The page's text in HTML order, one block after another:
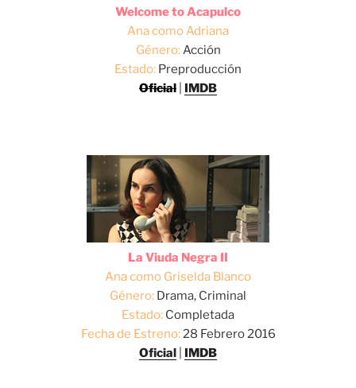
Welcome to Acapulco
Ana como Adriana
Género:Acción
Estado: Preproducción
Oficial
IMDB
La Viuda Negra II
Ana como Griselda Blanco
Género: Drama, Criminal
Estado: Completada
Fecha de Estreno:28 Febrero 2016
Oficial
IMDB